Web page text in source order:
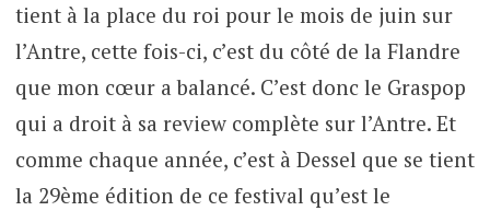
tient à la place du roi pour le mois de juin sur
l’Antre, cette fois-ci, c’est du côté de la Flandre
que mon cœur a balancé. C’est donc le Graspop
qui a droit à sa review complète sur l’Antre. Et
comme chaque année, c’est à Dessel que se tient
la 29ème édition de ce festival qu’est le